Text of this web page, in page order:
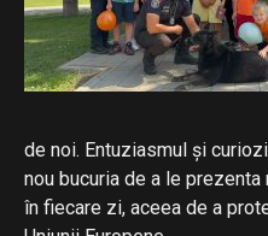
de noi. Entuziasmul și
nou bucuria de a le
în fiecare zi, aceea de a